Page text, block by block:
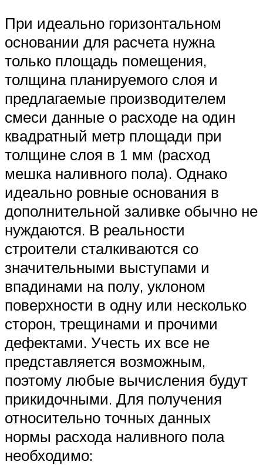
При идеально горизонтальном
основании для расчета нужна
только площадь помещения,
толщина планируемого слоя и
предлагаемые производителем
смеси данные о расходе на один
квадратный метр площади при
толщине слоя в 1 мм (расход
мешка наливного пола). Однако
идеально ровные основания в
дополнительной заливке обычно не
нуждаются. В реальности
строители сталкиваются со
значительными выступами и
впадинами на полу, уклоном
поверхности в одну или несколько
сторон, трещинами и прочими
дефектами. Учесть их все не
представляется возможным,
поэтому любые вычисления будут
прикидочными. Для получения
относительно точных данных
нормы расхода наливного пола
необходимо: